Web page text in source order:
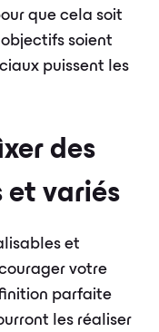
que cela soit
soient
puissent les
des
et variés
et
votre
parfaite
les réaliser